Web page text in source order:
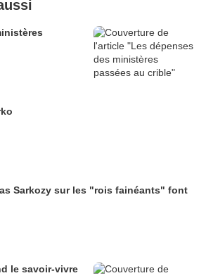
Sarkozy sur les "rois fainéants" font
le savoir-vivre